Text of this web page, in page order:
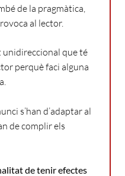
de la pragmàtica,
al lector.
unidireccional que té
perquè faci alguna
s’han d’adaptar al
de complir els
de tenir efectes